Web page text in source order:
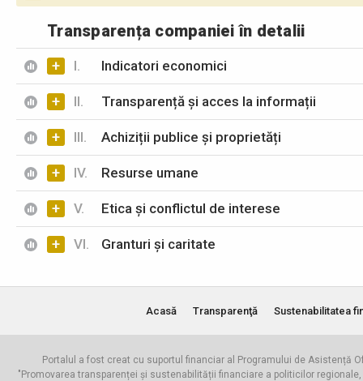
Transparența companiei în detalii
+ I. Indicatori economici
+ II. Transparență și acces la informații
+ III. Achiziții publice și proprietăți
+ IV. Resurse umane
+ V. Etica și conflictul de interese
+ VI. Granturi și caritate
Acasă Transparenţă Sustenabilitatea
Portalul a fost creat cu suportul financiar al Programului de Asistență
"Promovarea transparenței și sustenabilității financiare a politicilor